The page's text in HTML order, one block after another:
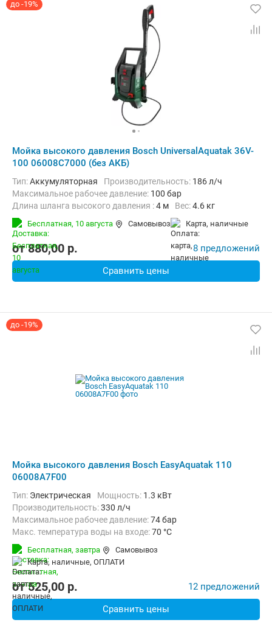
до -19%
Мойка высокого давления Bosch UniversalAquatak 36V-
100 06008C7000 (без АКБ)
Тип:Аккумуляторная Производительность: 186 л/ч
Максимальное рабочее давление: 100 бар
Длина шланга высокого давления :4 м Вес:4.6 кг
Бесплатная, 10 августа Самовывоз карта, наличные
от880,00 p. 8 предложений
Сравнить цены
до -19%
Мойка высокого давления Bosch EasyAquatak 110
06008A7F00
Тип: Электрическая Мощность: 1.3 кВт
Производительность:330 л/ч
Максимальное рабочее давление:74 бар
Макс. температура воды на входе:70 °C
Длина шланга высокого давления :
Бесплатная, завтра
Самовывоз
карта, наличные, ОПЛАТИ
от525,00 p. 12 предложений
Сравнить цены